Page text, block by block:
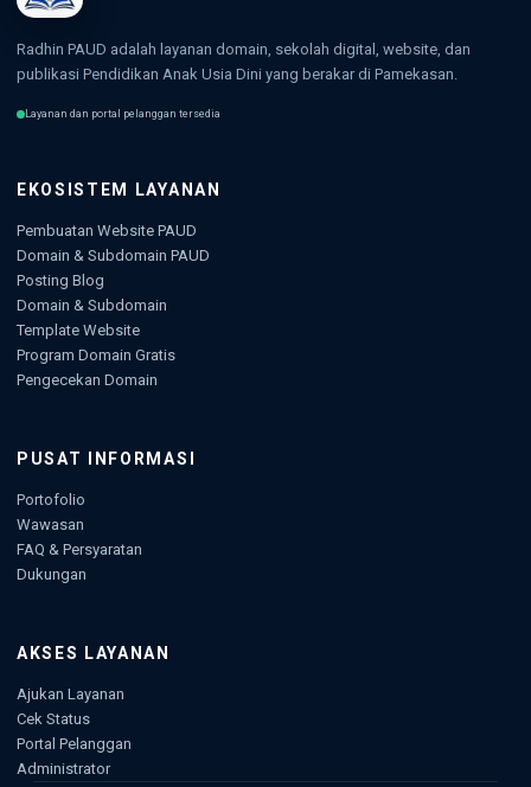
Radhin PAUD adalah layanan domain, sekolah digital, website, dan
publikasi Pendidikan Anak Usia Dini yang berakar di Pamekasan.
Layanan dan portal pelanggan tersedia
EKOSISTEM LAYANAN
Pembuatan Website PAUD
Domain & Subdomain PAUD
Posting Blog
Domain & Subdomain
Template Website
Program Domain Gratis
Pengecekan Domain
PUSAT INFORMASI
Portofolio
Wawasan
FAQ & Persyaratan
Dukungan
AKSES LAYANAN
Ajukan Layanan
Cek Status
Portal Pelanggan
Administrator